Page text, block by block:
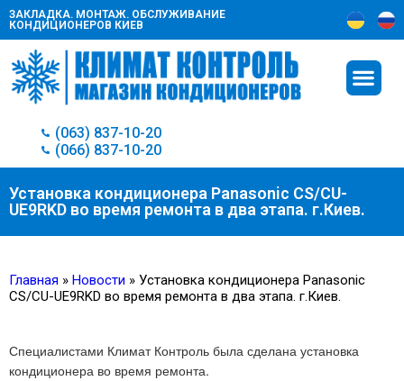
ЗАКЛАДКА. МОНТАЖ. ОБСЛУЖИВАНИЕ
КОНДИЦИОНЕРОВ КИЕВ
(063) 837-10-20
(066) 837-10-20
Установка кондиционера Panasonic CS/CU-
UЕ9RKD во время ремонта в два этапа. г.Киев.
Главная » Новости » Установка кондиционера Panasonic
CS/CU-UЕ9RKD во время ремонта в два этапа. г.Киев.
Специалистами Климат Контроль была сделана установка
кондиционера во время ремонта.